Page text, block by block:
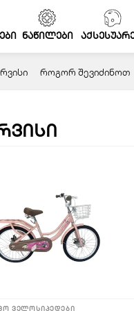
ნაწილები
ᲠᲝᲒᲝᲠ ᲨᲔᲕᲘᲫᲘᲜᲝᲗ
ველოსიპედები